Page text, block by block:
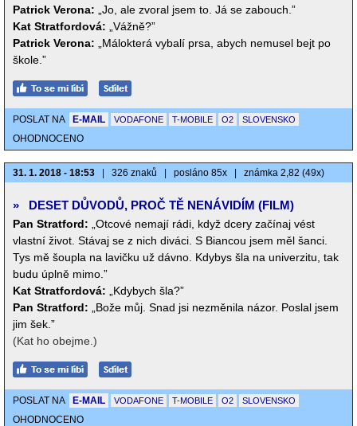
Patrick Verona:
„Jo, ale zvoral jsem to. Já se zabouch.”
Kat Stratfordová:
„Vážně?”
Patrick Verona:
„Málokterá vybalí prsa, abych nemusel bejt po
škole.”
POSLAT NA E-MAIL VODAFONE T-MOBILE O2 SLOVENSKO
OHODNOCENO
31. 1. 2018 - 18:53 326 znaků posláno 85x známka 2,82 (49x)
» DESET DŮVODŮ, PROČ TĚ NENÁVIDÍM (FILM)
Pan Stratford:
„Otcové nemají rádi, když dcery začínaj vést
vlastní život. Stávaj se z nich diváci. S Biancou jsem měl šanci.
Tys mě šoupla na lavičku už dávno. Kdybys šla na univerzitu, tak
budu úplně mimo.”
Kat Stratfordová:
„Kdybych šla?”
Pan Stratford:
„Bože můj. Snad jsi nezměnila názor. Poslal jsem
jim šek.”
(Kat ho obejme.)
POSLAT NA E-MAIL VODAFONE T-MOBILE O2 SLOVENSKO
OHODNOCENO